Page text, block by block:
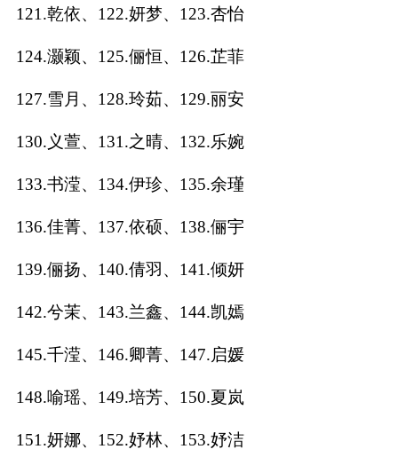
121.乾依、122.妍梦、123.杏怡
124.灏颖、125.俪恒、126.芷菲
127.雪月、128.玲茹、129.丽安
130.义萱、131.之晴、132.乐婉
133.书滢、134.伊珍、135.余瑾
136.佳菁、137.依硕、138.俪宇
139.俪扬、140.倩羽、141.倾妍
142.兮茉、143.兰鑫、144.凯嫣
145.千滢、146.卿菁、147.启媛
148.喻瑶、149.培芳、150.夏岚
151.妍娜、152.妤林、153.妤洁